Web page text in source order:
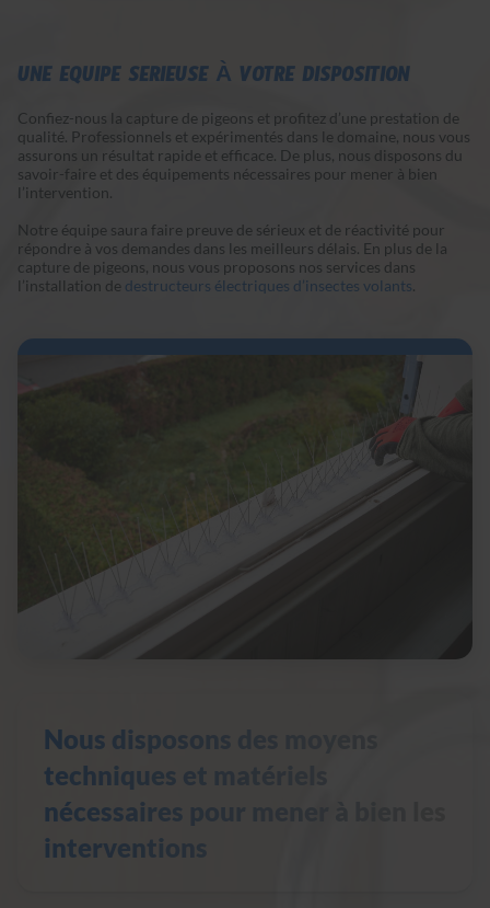
UNE ÉQUIPE SÉRIEUSE À VOTRE DISPOSITION
Confiez-nous la capture de pigeons et profitez d’une prestation de
qualité. Professionnels et expérimentés dans le domaine, nous vous
assurons un résultat rapide et efficace. De plus, nous disposons du
savoir-faire et des équipements nécessaires pour mener à bien
l’intervention.
Notre équipe saura faire preuve de sérieux et de réactivité pour
répondre à vos demandes dans les meilleurs délais. En plus de la
capture de pigeons, nous vous proposons nos services dans
l’installation de destructeurs électriques d’insectes volants.
Nous disposons des moyens
techniques et matériels
nécessaires pour mener à bien les
interventions